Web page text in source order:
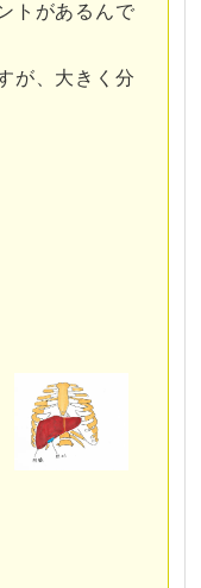
トがあるんで
が、大きく分